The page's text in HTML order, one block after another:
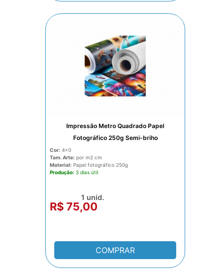
Impressão Metro Quadrado Papel
Fotográfico 250g Semi-briho
Cor: 4x0
Tam. Arte: por m2
Material: Papel fotográfico 250g
Produção: 3 dias
R$ 75,00
1 unid.
COMPRAR